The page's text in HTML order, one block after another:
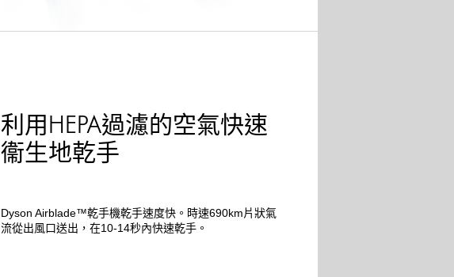
利用HEPA過濾的空氣快速
衞生地乾手
Dyson Airblade™乾手機乾手速度快。時速690km片狀氣
流從出風口送出，在10-14秒內快速乾手。